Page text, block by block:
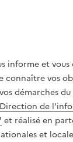
informe et
vos
démarches
Direction de
et réalisé en
et